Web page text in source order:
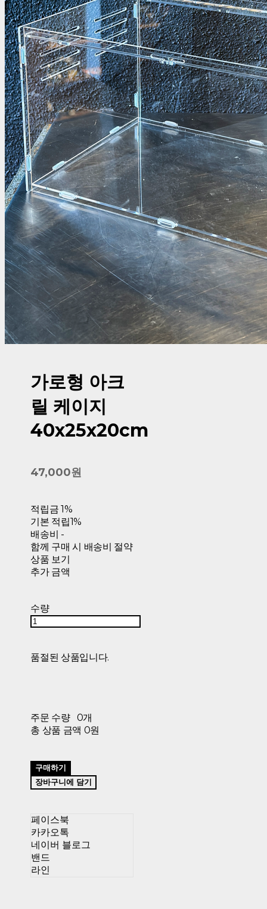
가로형 아크
릴 케이지
40x25x20cm
47,000원
적립금 1%
기본 적립1%
배송비 -
함께 구매 시 배송비 절약
상품 보기
추가 금액
수량
품절된 상품입니다.
주문 수량
0개
총 상품 금액 0원
구매하기
장바구니에 담기
페이스북
카카오톡
네이버 블로그
밴드
라인